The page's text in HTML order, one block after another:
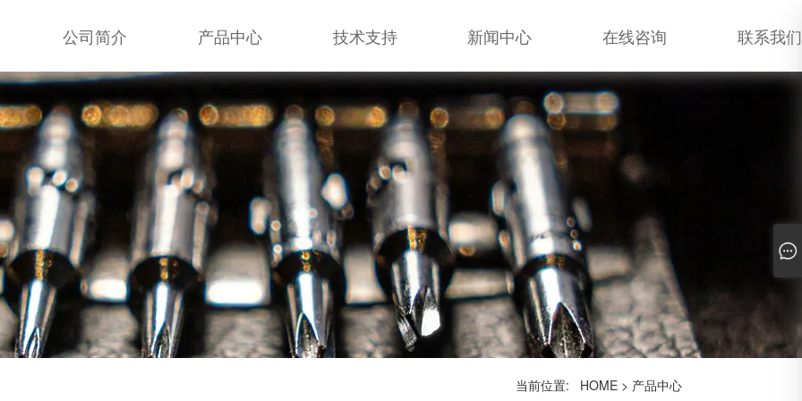
公司简介 产品中心 技术支持 新闻中心 在线咨询 联系我们
当前位置: HOME> 产品中心